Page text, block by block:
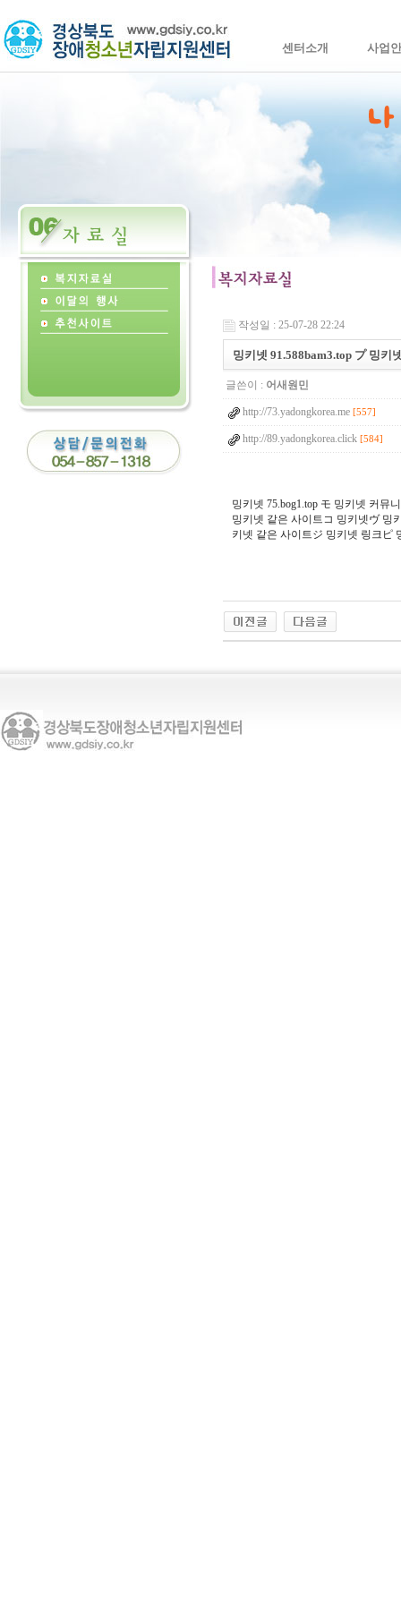
센터소개 사업
작성일 : 25-07-28 22:24
밍키넷 91.588bam3.top プ 밍키
글쓴이 : 어새원민
http://73.yadongkorea.me [557]
http://89.yadongkorea.click [584]
밍키넷 75.bog1.top モ 밍키넷 커뮤
밍키넷 같은 사이트コ 밍키넷ヴ 밍
키넷 같은 사이트ジ 밍키넷 링크ピ